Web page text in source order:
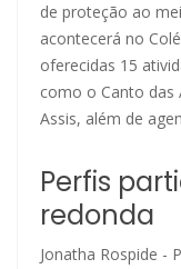
de proteção ao
acontecerá no
oferecidas 15
como o Canto das
Assis, além de
Perfis
redonda
Jonatha Rospide -